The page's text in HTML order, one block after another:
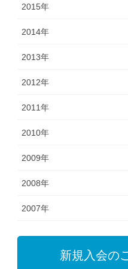
2015年
2014年
2013年
2012年
2011年
2010年
2009年
2008年
2007年
新規入会の